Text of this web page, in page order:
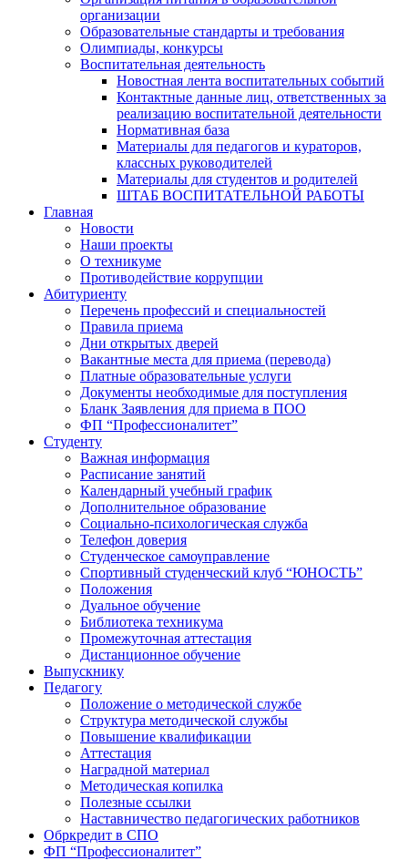
организации
Образовательные стандарты и требования
Олимпиады, конкурсы
Воспитательная деятельность
Новостная лента воспитательных событий
Контактные данные лиц, ответственных за
реализацию воспитательной деятельности
Нормативная база
Материалы для педагогов и кураторов,
классных руководителей
Материалы для студентов и родителей
ШТАБ ВОСПИТАТЕЛЬНОЙ РАБОТЫ
Главная
Новости
Наши проекты
О техникуме
Противодействие коррупции
Абитуриенту
Перечень профессий и специальностей
Правила приема
Дни открытых дверей
Вакантные места для приема (перевода)
Платные образовательные услуги
Документы необходимые для поступления
Бланк Заявления для приема в ПОО
ФП “Профессионалитет”
Студенту
Важная информация
Расписание занятий
Календарный учебный график
Дополнительное образование
Социально-психологическая служба
Телефон доверия
Студенческое самоуправление
Спортивный студенческий клуб “ЮНОСТЬ”
Положения
Дуальное обучение
Библиотека техникума
Промежуточная аттестация
Дистанционное обучение
Выпускнику
Педагогу
Положение о методической службе
Структура методической службы
Повышение квалификации
Аттестация
Наградной материал
Методическая копилка
Полезные ссылки
Наставничество педагогических работников
Обркредит в СПО
ФП “Профессионалитет”